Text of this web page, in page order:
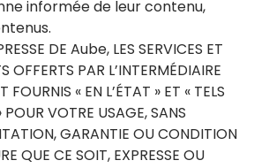
informée de leur contenu,
DE Aube, LES SERVICES ET
OFFERTS PAR L’INTERMÉDIAIRE
FOURNIS « EN L’ÉTAT » ET « TELS
POUR VOTRE USAGE, SANS
GARANTIE OU CONDITION
QUE CE SOIT, EXPRESSE OU